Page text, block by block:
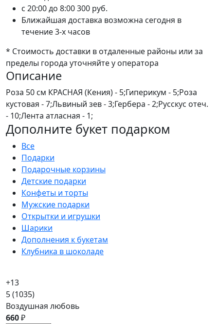
c 20:00 до 8:00300 руб.
Ближайшая доставка возможна сегодня в
течение 3-х часов
* Стоимость доставки в отдаленные районы или за
пределы города уточняйте у оператора
Описание
Роза 50 см КРАСНАЯ (Кения) - 5;Гиперикум - 5;Роза
кустовая - 7;Львиный зев - 3;Гербера - 2;Русскус отеч.
- 10;Лента атласная - 1;
Дополните букет подарком
Все
Подарки
Подарочные корзины
Детские подарки
Конфеты и торты
Мужские подарки
Открытки и игрушки
Шарики
Дополнения к букетам
Клубника в шоколаде
+13
5(1035)
Воздушная любовь
660₽